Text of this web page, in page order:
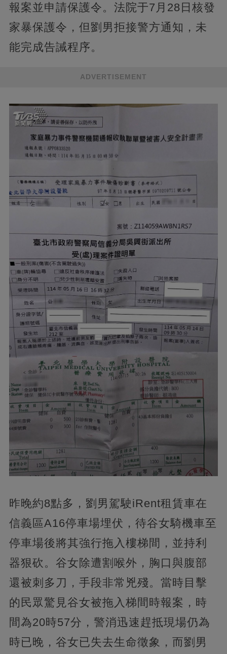
報案並申請保護令。法院于7月28日核發
家暴保護令，但劉男拒接警方通知，未
能完成告誡程序。
ADVERTISEMENT
昨晚約8點多，劉男駕駛iRent租賃車在
信義區A16停車場埋伏，待谷女騎機車至
停車場後將其強行拖入樓梯間，並持利
器狠砍。谷女除遭割喉外，胸口與腹部
還被刺多刀，手段非常兇殘。當時目擊
的民眾驚見谷女被拖入梯間時報案，時
間為20時57分，警消迅速趕抵現場仍為
時已晚，谷女已失去生命徵象，而劉男